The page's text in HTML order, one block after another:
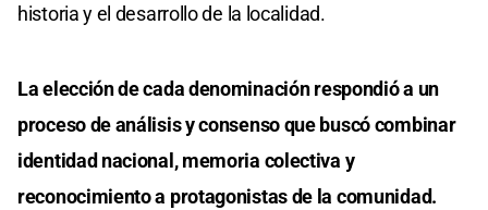
historia y el desarrollo de la localidad.
La elección de cada denominación respondió a un
proceso de análisis y consenso que buscó combinar
identidad nacional, memoria colectiva y
reconocimiento a protagonistas de la comunidad.